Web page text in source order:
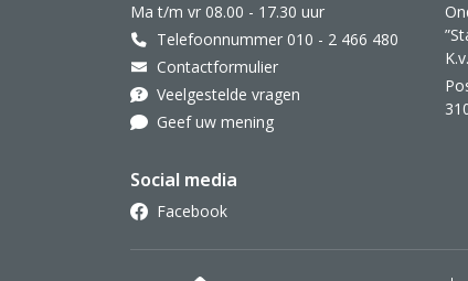
Ma t/m vr 08.00 - 17.30 uur
Telefoonnummer 010 - 2 466 480
Contactformulier
Veelgestelde vragen
Geef uw mening
Social media
Facebook